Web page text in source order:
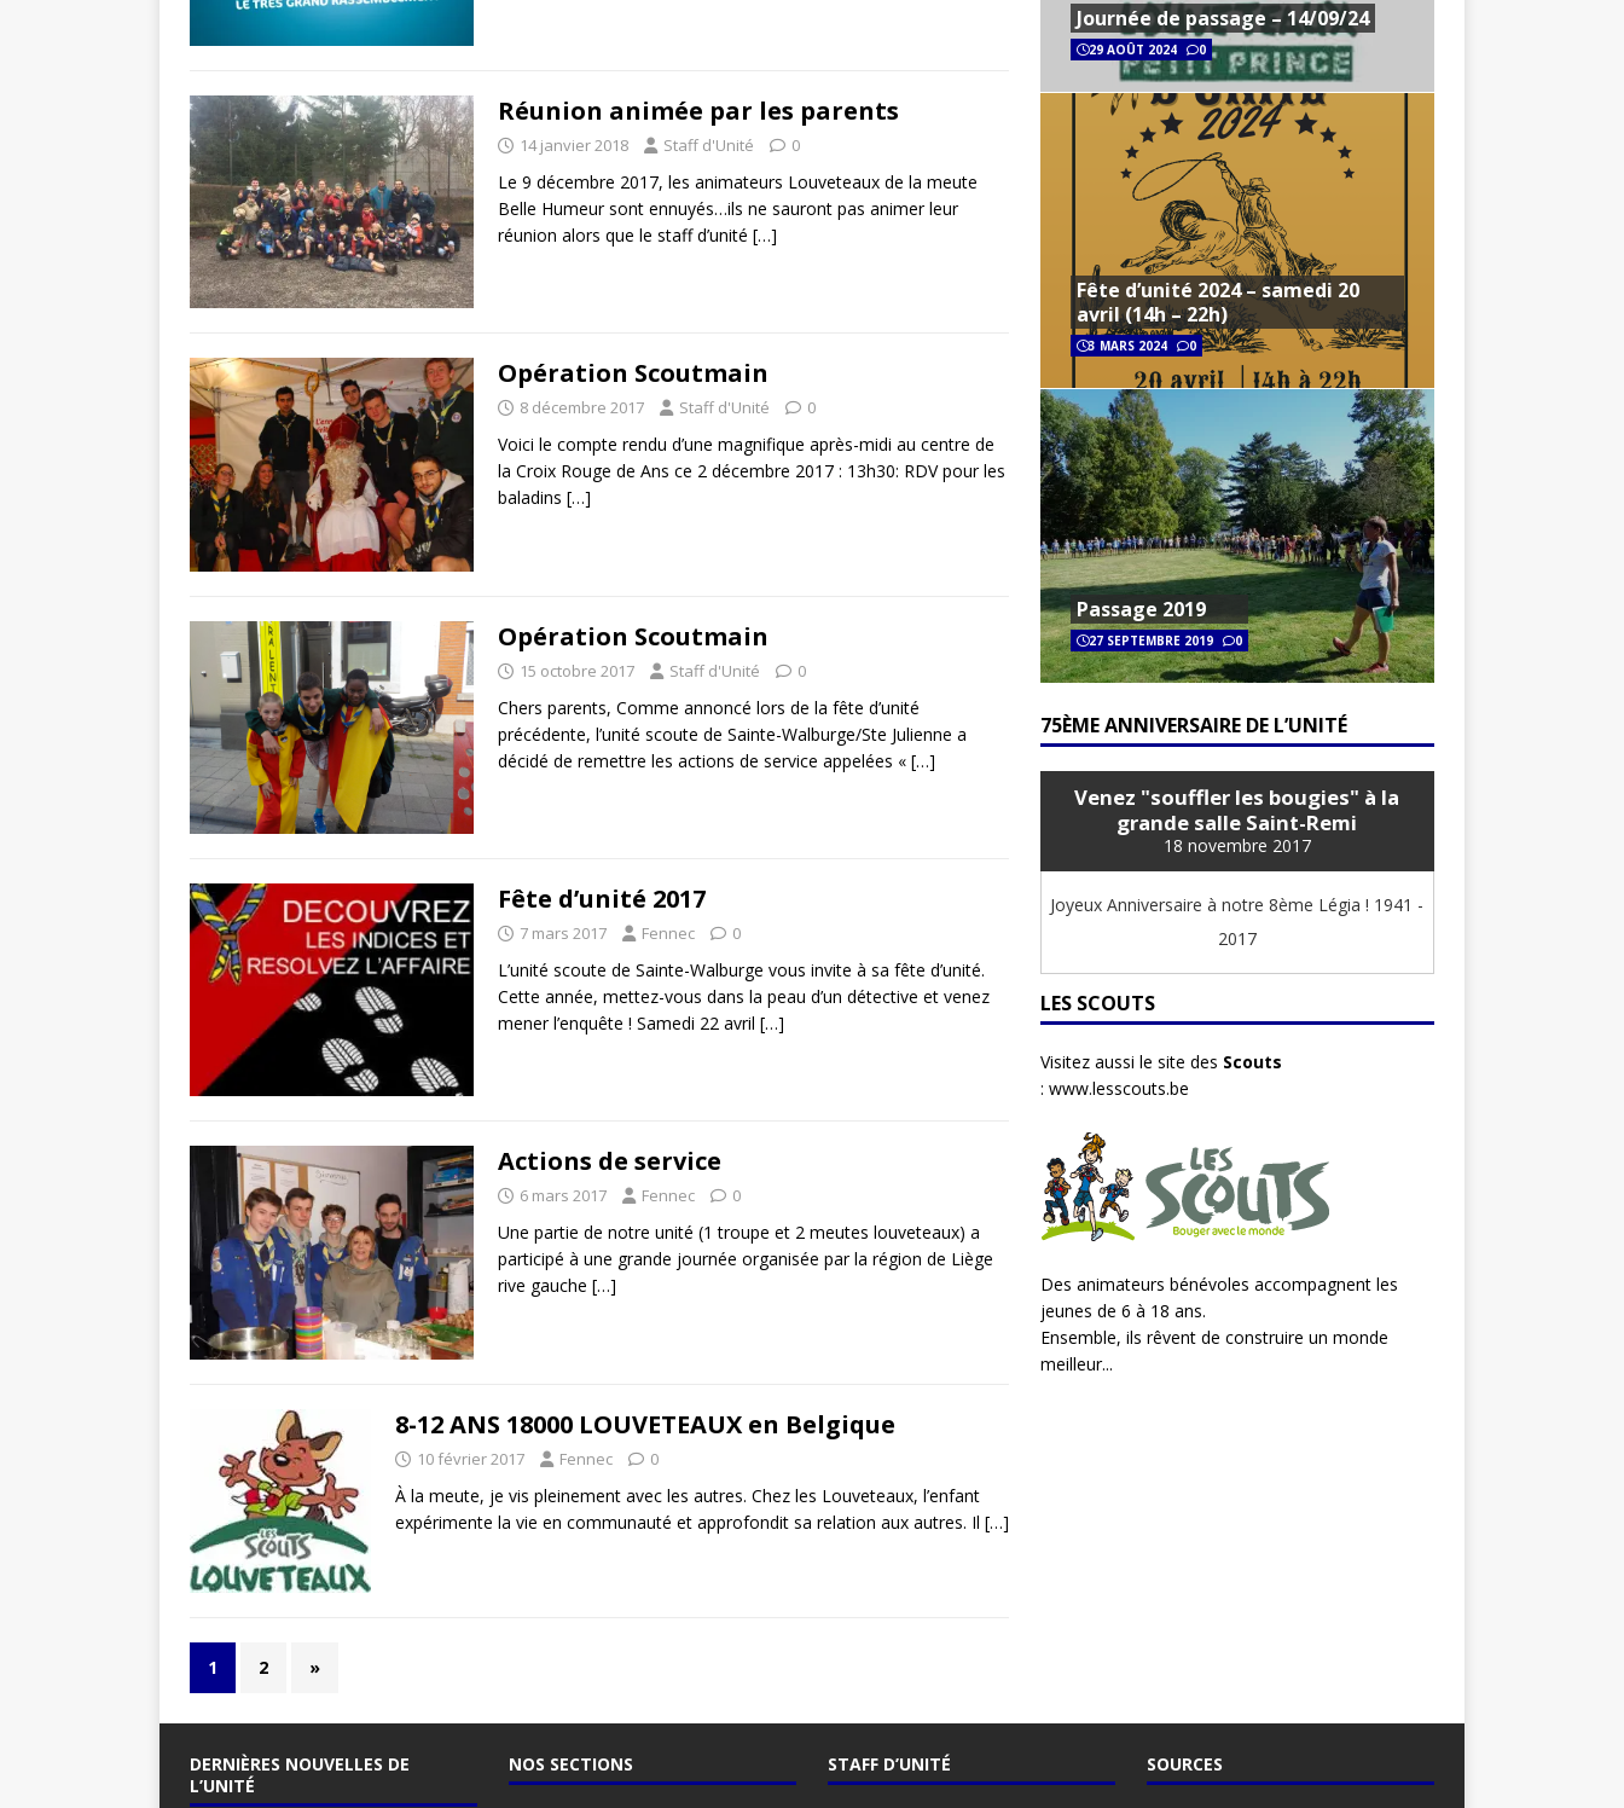
Réunion animée par les parents
14 janvier 2018 Staff d'Unité 0
Le 9 décembre 2017, les animateurs Louveteaux de la meute
Belle Humeur sont ennuyés…ils ne sauront pas animer leur
réunion alors que le staff d’unité […]
Opération Scoutmain
8 décembre 2017 Staff d'Unité 0
Voici le compte rendu d’une magnifique après-midi au centre de
la Croix Rouge de Ans ce 2 décembre 2017 : 13h30: RDV pour les
baladins […]
Opération Scoutmain
15 octobre 2017 Staff d'Unité 0
Chers parents, Comme annoncé lors de la fête d’unité
précédente, l’unité scoute de Sainte-Walburge/Ste Julienne a
décidé de remettre les actions de service appelées « […]
Fête d’unité 2017
7 mars 2017 Fennec 0
L’unité scoute de Sainte-Walburge vous invite à sa fête d’unité.
Cette année, mettez-vous dans la peau d’un détective et venez
mener l’enquête ! Samedi 22 avril […]
Actions de service
6 mars 2017 Fennec 0
Une partie de notre unité (1 troupe et 2 meutes louveteaux) a
participé à une grande journée organisée par la région de Liège
rive gauche […]
8-12 ANS 18000 LOUVETEAUX en Belgique
10 février 2017 Fennec 0
À la meute, je vis pleinement avec les autres. Chez les Louveteaux, l’enfant
expérimente la vie en communauté et approfondit sa relation aux autres. Il […]
1 2 »
Journée de passage – 14/09/24
29 AOÛT 2024 0
Fête d’unité 2024 – samedi 20
avril (14h – 22h)
3 MARS 2024 0
Passage 2019
27 SEPTEMBRE 2019 0
75ÈME ANNIVERSAIRE DE L’UNITÉ
Venez "souffler les bougies" à la
grande salle Saint-Remi
18 novembre 2017
Joyeux Anniversaire à notre 8ème Légia ! 1941 -
2017
LES SCOUTS
Visitez aussi le site des Scouts
: www.lesscouts.be
Des animateurs bénévoles accompagnent les
jeunes de 6 à 18 ans.
Ensemble, ils rêvent de construire un monde
meilleur...
DERNIÈRES NOUVELLES DE
L’UNITÉ
NOS SECTIONS STAFF D’UNITÉ SOURCES